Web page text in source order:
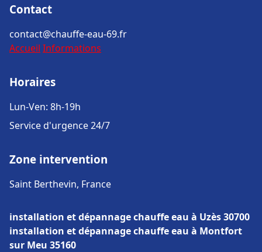
Contact
contact@chauffe-eau-69.fr
Accueil Informations
Horaires
Lun-Ven: 8h-19h
Service d'urgence 24/7
Zone intervention
Saint Berthevin, France
installation et dépannage chauffe eau à Uzès 30700
installation et dépannage chauffe eau à Montfort
sur Meu 35160